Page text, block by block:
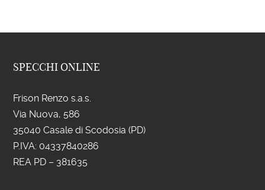
SPECCHI ONLINE
Frison Renzo s.a.s.
Via Nuova, 586
35040 Casale di Scodosia (PD)
P.IVA: 04337840286
REA PD – 381635